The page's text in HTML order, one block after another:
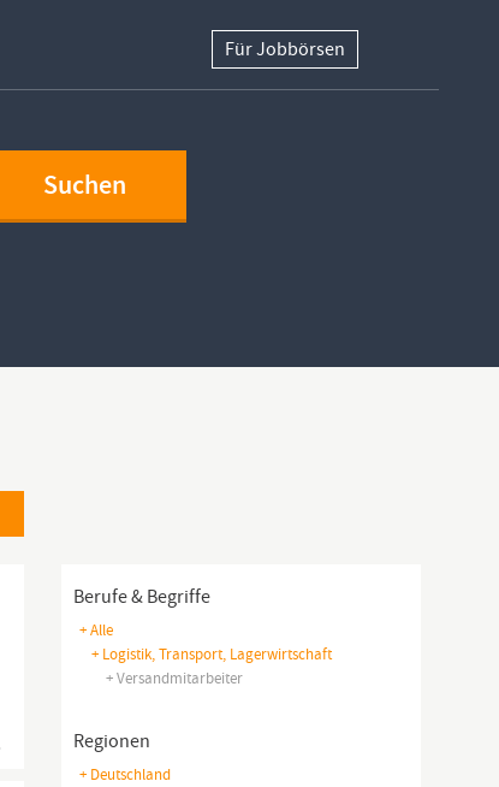
Für Jobbörsen
Berufe & Begriffe
+ Alle
+ Logistik, Transport, Lagerwirtschaft
+ Versandmitarbeiter
Regionen
+ Deutschland